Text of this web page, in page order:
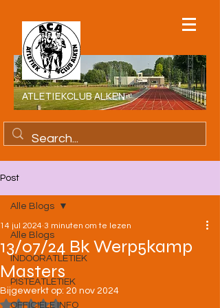
ATLETIEKCLUB ALKEN
Post
Alle Blogs
INDOORATLETIEK
PISTEATLETIEK
OFFICIELE INFO
Alle Blogs
13/07/24 Bk Werp5kamp
Masters
14 jul 2024 3 minuten om te lezen
Bijgewerkt op: 20 nov 2024
Beoordeeld met NaN uit 5 sterren.